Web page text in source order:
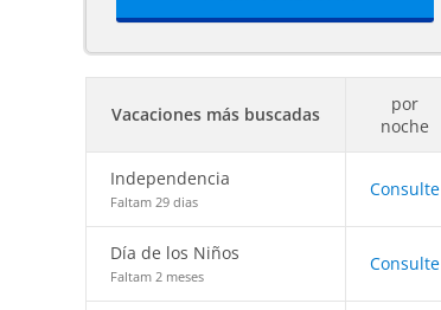
Vacaciones más buscadas
por
noche
Independencia
Faltam 29 dias
Consulte
Día de los Niños
Faltam 2 meses
Consulte